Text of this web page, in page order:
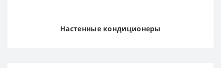
Настенные кондиционеры